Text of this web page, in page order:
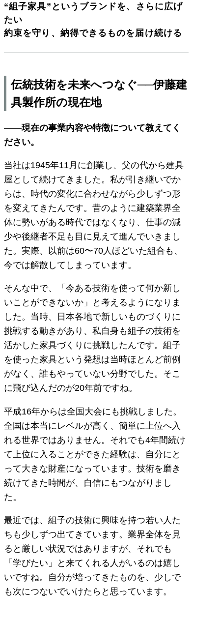
“組子家具”というブランドを、さらに広げ
たい
約束を守り、納得できるものを届け続ける
伝統技術を未来へつなぐ──伊藤建
具製作所の現在地
――現在の事業内容や特徴について教えてく
ださい。
当社は1945年11月に創業し、父の代から建具
屋として続けてきました。私が引き継いでか
らは、時代の変化に合わせながら少しずつ形
を変えてきたんです。昔のように建築業界全
体に勢いがある時代ではなくなり、仕事の減
少や後継者不足も目に見えて進んでいきまし
た。実際、以前は60〜70人ほどいた組合も、
今では解散してしまっています。
そんな中で、「今ある技術を使って何か新し
いことができないか」と考えるようになりま
した。当時、日本各地で新しいものづくりに
挑戦する動きがあり、私自身も組子の技術を
活かした家具づくりに挑戦したんです。組子
を使った家具という発想は当時ほとんど前例
がなく、誰もやっていない分野でした。そこ
に飛び込んだのが20年前ですね。
平成16年からは全国大会にも挑戦しました。
全国は本当にレベルが高く、簡単に上位へ入
れる世界ではありません。それでも4年間続け
て上位に入ることができた経験は、自分にと
って大きな財産になっています。技術を磨き
続けてきた時間が、自信にもつながりまし
た。
最近では、組子の技術に興味を持つ若い人た
ちも少しずつ出てきています。業界全体を見
ると厳しい状況ではありますが、それでも
「学びたい」と来てくれる人がいるのは嬉し
いですね。自分が培ってきたものを、少しで
も次につないでいけたらと思っています。